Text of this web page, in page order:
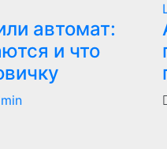
автомат:
и что